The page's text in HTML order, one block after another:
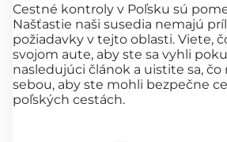
Cestné kontroly v Poľsku sú
Našťastie naši susedia nemajú
požiadavky v tejto oblasti. Viete,
svojom aute, aby ste sa vyhli
nasledujúci článok a uistite sa,
sebou, aby ste mohli bezpečne
poľských cestách.